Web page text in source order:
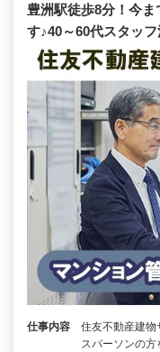
豊洲駅徒歩8分！今
す♪40～60代スタッフ
仕事内容
住友不動産建物
スパーソンの